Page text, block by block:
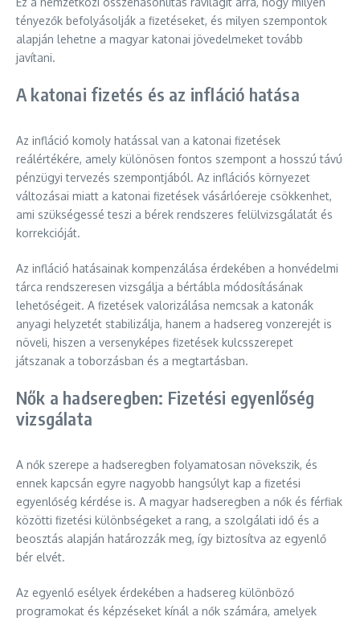
tényezők befolyásolják a fizetéseket, és milyen szempontok
alapján lehetne a magyar katonai jövedelmeket tovább
javítani.
A katonai fizetés és az infláció hatása
Az infláció komoly hatással van a katonai fizetések
reálértékére, amely különösen fontos szempont a hosszú távú
pénzügyi tervezés szempontjából. Az inflációs környezet
változásai miatt a katonai fizetések vásárlóereje csökkenhet,
ami szükségessé teszi a bérek rendszeres felülvizsgálatát és
korrekcióját.
Az infláció hatásainak kompenzálása érdekében a honvédelmi
tárca rendszeresen vizsgálja a bértábla módosításának
lehetőségeit. A fizetések valorizálása nemcsak a katonák
anyagi helyzetét stabilizálja, hanem a hadsereg vonzerejét is
növeli, hiszen a versenyképes fizetések kulcsszerepet
játszanak a toborzásban és a megtartásban.
Nők a hadseregben: Fizetési egyenlőség
vizsgálata
A nők szerepe a hadseregben folyamatosan növekszik, és
ennek kapcsán egyre nagyobb hangsúlyt kap a fizetési
egyenlőség kérdése is. A magyar hadseregben a nők és férfiak
közötti fizetési különbségeket a rang, a szolgálati idő és a
beosztás alapján határozzák meg, így biztosítva az egyenlő
bér elvét.
Az egyenlő esélyek érdekében a hadsereg különböző
programokat és képzéseket kínál a nők számára, amelyek